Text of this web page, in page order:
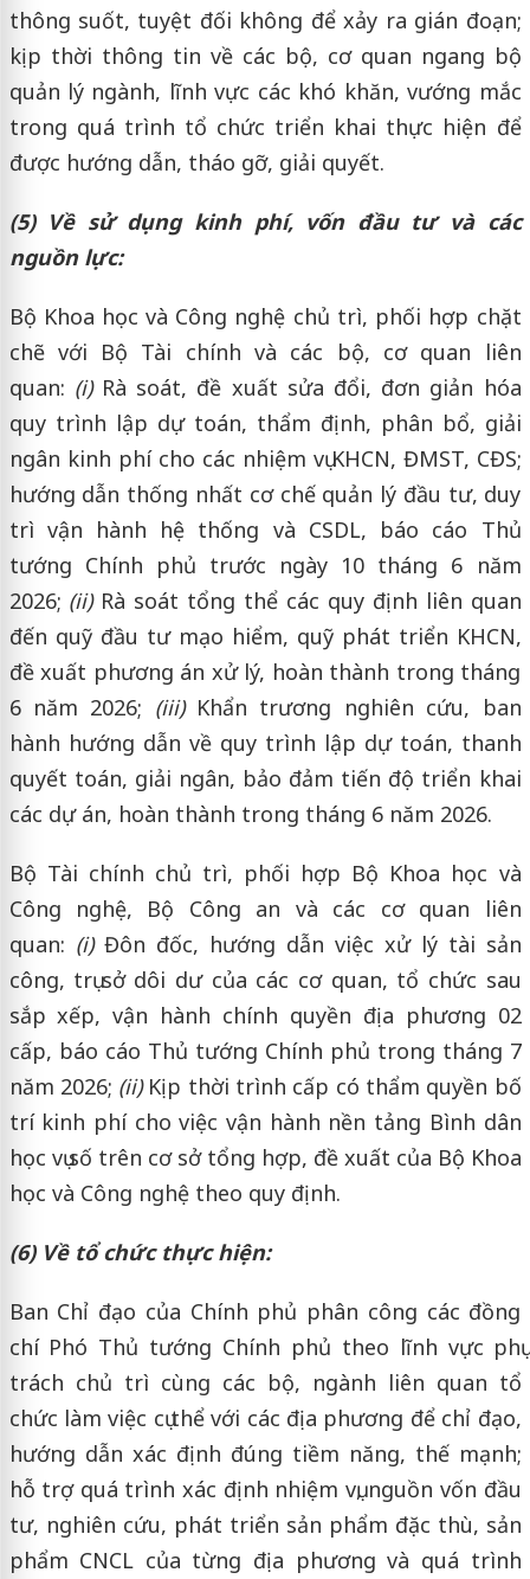
thông suốt, tuyệt đối không để xảy ra gián đoạn;
kịp thời thông tin về các bộ, cơ quan ngang bộ
quản lý ngành, lĩnh vực các khó khăn, vướng mắc
trong quá trình tổ chức triển khai thực hiện để
được hướng dẫn, tháo gỡ, giải quyết.
(5) Về sử dụng kinh phí, vốn đầu tư và các
nguồn lực:
Bộ Khoa học và Công nghệ chủ trì, phối hợp chặt
chẽ với Bộ Tài chính và các bộ, cơ quan liên
quan: (i) Rà soát, đề xuất sửa đổi, đơn giản hóa
quy trình lập dự toán, thẩm định, phân bổ, giải
ngân kinh phí cho các nhiệm vụ KHCN, ĐMST, CĐS;
hướng dẫn thống nhất cơ chế quản lý đầu tư, duy
trì vận hành hệ thống và CSDL, báo cáo Thủ
tướng Chính phủ trước ngày 10 tháng 6 năm
2026; (ii)Rà soát tổng thể các quy định liên quan
đến quỹ đầu tư mạo hiểm, quỹ phát triển KHCN,
đề xuất phương án xử lý, hoàn thành trong tháng
6 năm 2026; (iii)Khẩn trương nghiên cứu, ban
hành hướng dẫn về quy trình lập dự toán, thanh
quyết toán, giải ngân, bảo đảm tiến độ triển khai
các dự án, hoàn thành trong tháng 6 năm 2026.
Bộ Tài chính chủ trì, phối hợp Bộ Khoa học và
Công nghệ, Bộ Công an và các cơ quan liên
quan: (i)Đôn đốc, hướng dẫn việc xử lý tài sản
công, trụ sở dôi dư của các cơ quan, tổ chức sau
sắp xếp, vận hành chính quyền địa phương 02
cấp, báo cáo Thủ tướng Chính phủ trong tháng 7
năm 2026; (ii)Kịp thời trình cấp có thẩm quyền bố
trí kinh phí cho việc vận hành nền tảng Bình dân
học vụ số trên cơ sở tổng hợp, đề xuất của Bộ Khoa
học và Công nghệ theo quy định.
(6) Về tổ chức thực hiện:
Ban Chỉ đạo của Chính phủ phân công các đồng
chí Phó Thủ tướng Chính phủ theo lĩnh vực phụ
trách chủ trì cùng các bộ, ngành liên quan tổ
chức làm việc cụ thể với các địa phương để chỉ đạo,
hướng dẫn xác định đúng tiềm năng, thế mạnh;
hỗ trợ quá trình xác định nhiệm vụ, nguồn vốn đầu
tư, nghiên cứu, phát triển sản phẩm đặc thù, sản
phẩm CNCL của từng địa phương và quá trình